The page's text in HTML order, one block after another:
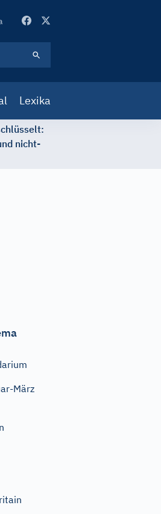
Lexika
nicht-
März